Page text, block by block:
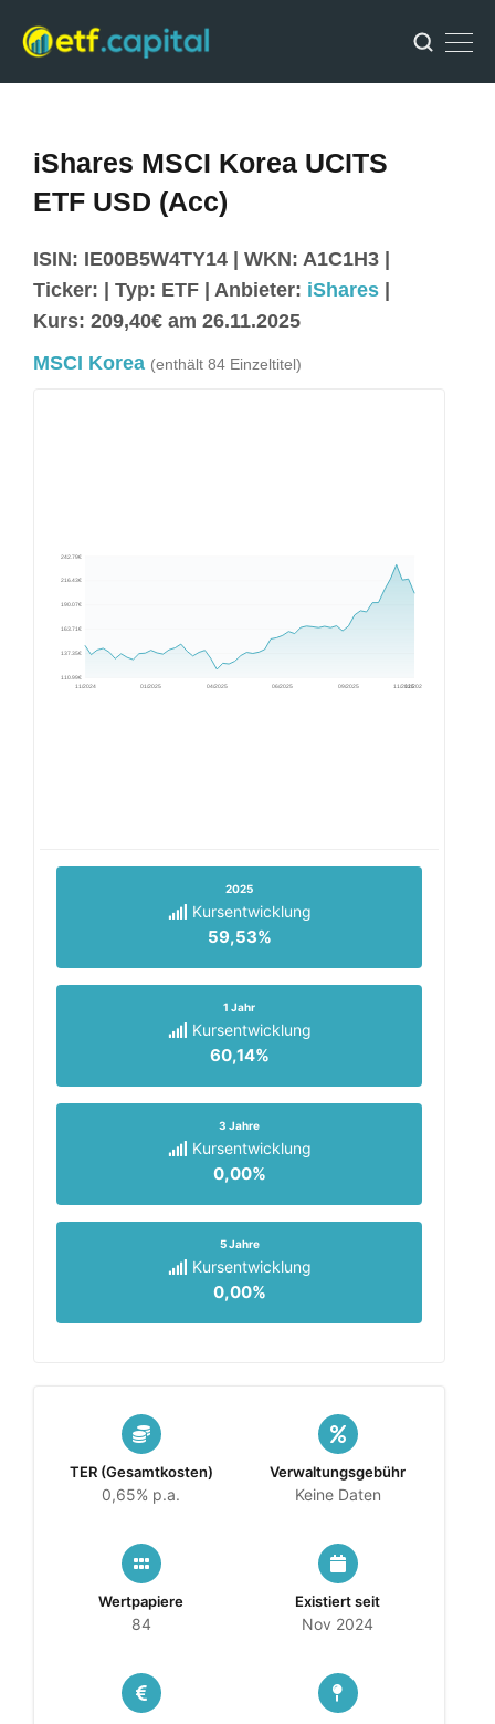
iShares MSCI Korea UCITS
ETF USD (Acc)
ISIN: IE00B5W4TY14 | WKN: A1C1H3 |
Ticker: | Typ: ETF | Anbieter: iShares
Kurs: 209,40€ am 26.11.2025
MSCI Korea (enthält 84 Einzeltitel)
110.99€
137.35€
163.71€
190.07€
216.43€
242.79€
11/2024 01/2025 04/2025 06/2025 09/2025 11/2025
11/2025
2025
Kursentwicklung
59,53%
1 Jahr
Kursentwicklung
60,14%
3 Jahre
Kursentwicklung
0,00%
5 Jahre
Kursentwicklung
0,00%
TER (Gesamtkosten)
0,65% p.a.
Verwaltungsgebühr
Keine Daten
Wertpapiere
84
Existiert seit
Nov 2024